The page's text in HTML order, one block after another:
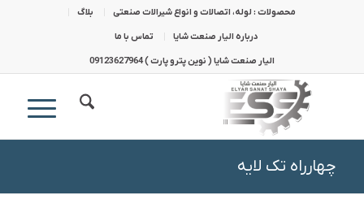
محصولات : لوله، اتصالات و انواع شیرالات صنعتی بلاگ
درباره الیار صنعت شایا تماس با ما
الیار صنعت شایا ( نوین پترو پارت ) 09123627964
چهارراه تک لایه